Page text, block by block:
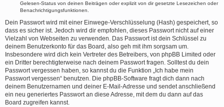
Gelesen-Status von deinen Beiträgen oder explizit von dir gesetzte Lesezeichen oder
Benachrichtigungsfunktionen.
Dein Passwort wird mit einer Einwege-Verschlüsselung (Hash) gespeichert, so
dass es sicher ist. Jedoch wird dir empfohlen, dieses Passwort nicht auf einer
Vielzahl von Webseiten zu verwenden. Das Passwort ist dein Schlüssel zu
deinem Benutzerkonto für das Board, also geh mit ihm sorgsam um.
Insbesondere wird dich kein Vertreter des Betreibers, von phpBB Limited oder
ein Dritter berechtigterweise nach deinem Passwort fragen. Solltest du dein
Passwort vergessen haben, so kannst du die Funktion „Ich habe mein
Passwort vergessen“ benutzen. Die phpBB-Software fragt dich dann nach
deinem Benutzernamen und deiner E-Mail-Adresse und sendet anschließend
ein neu generiertes Passwort an diese Adresse, mit dem du dann auf das
Board zugreifen kannst.